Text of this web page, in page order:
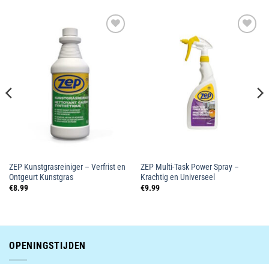
ZEP Kunstgrasreiniger – Verfrist en
Ontgeurt Kunstgras
€8.99
ZEP Multi-Task Power Spray –
Krachtig en Universeel
€9.99
OPENINGSTIJDEN